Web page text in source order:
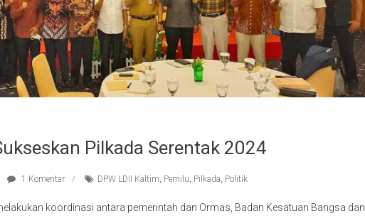
Pilkada Serentak 2024
1 Komentar DPW LDII Kaltim, Pemilu, Pilkada, Politik
koordinasi antara pemerintah dan Ormas, Badan Kesatuan Bangsa dan